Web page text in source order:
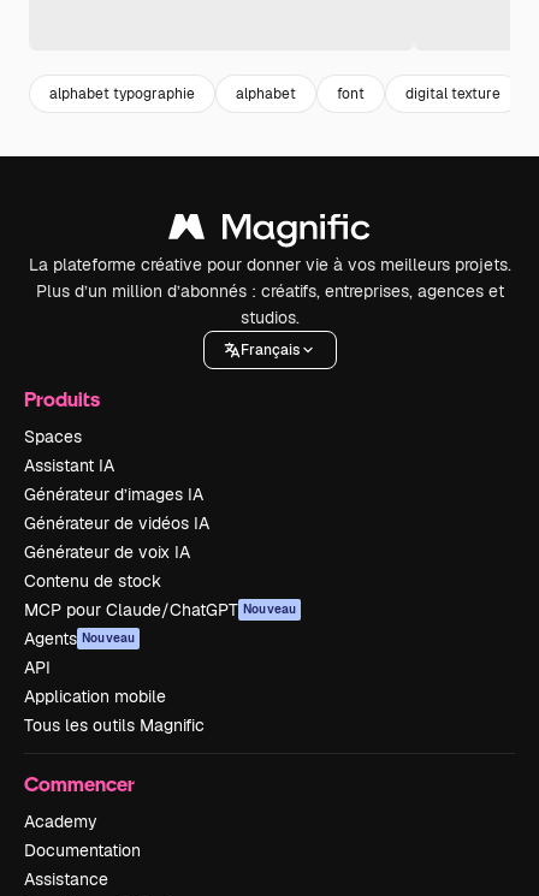
alphabet typographie alphabet font digital texture
La plateforme créative pour donner vie à vos meilleurs projets.
Plus d’un million d’abonnés : créatifs, entreprises, agences et
studios.
Français
Produits
Spaces
Assistant IA
Générateur d’images IA
Générateur de vidéos IA
Générateur de voix IA
Contenu de stock
MCP pour Claude/ChatGPT Nouveau
Agents Nouveau
API
Application mobile
Tous les outils Magnific
Commencer
Academy
Documentation
Assistance